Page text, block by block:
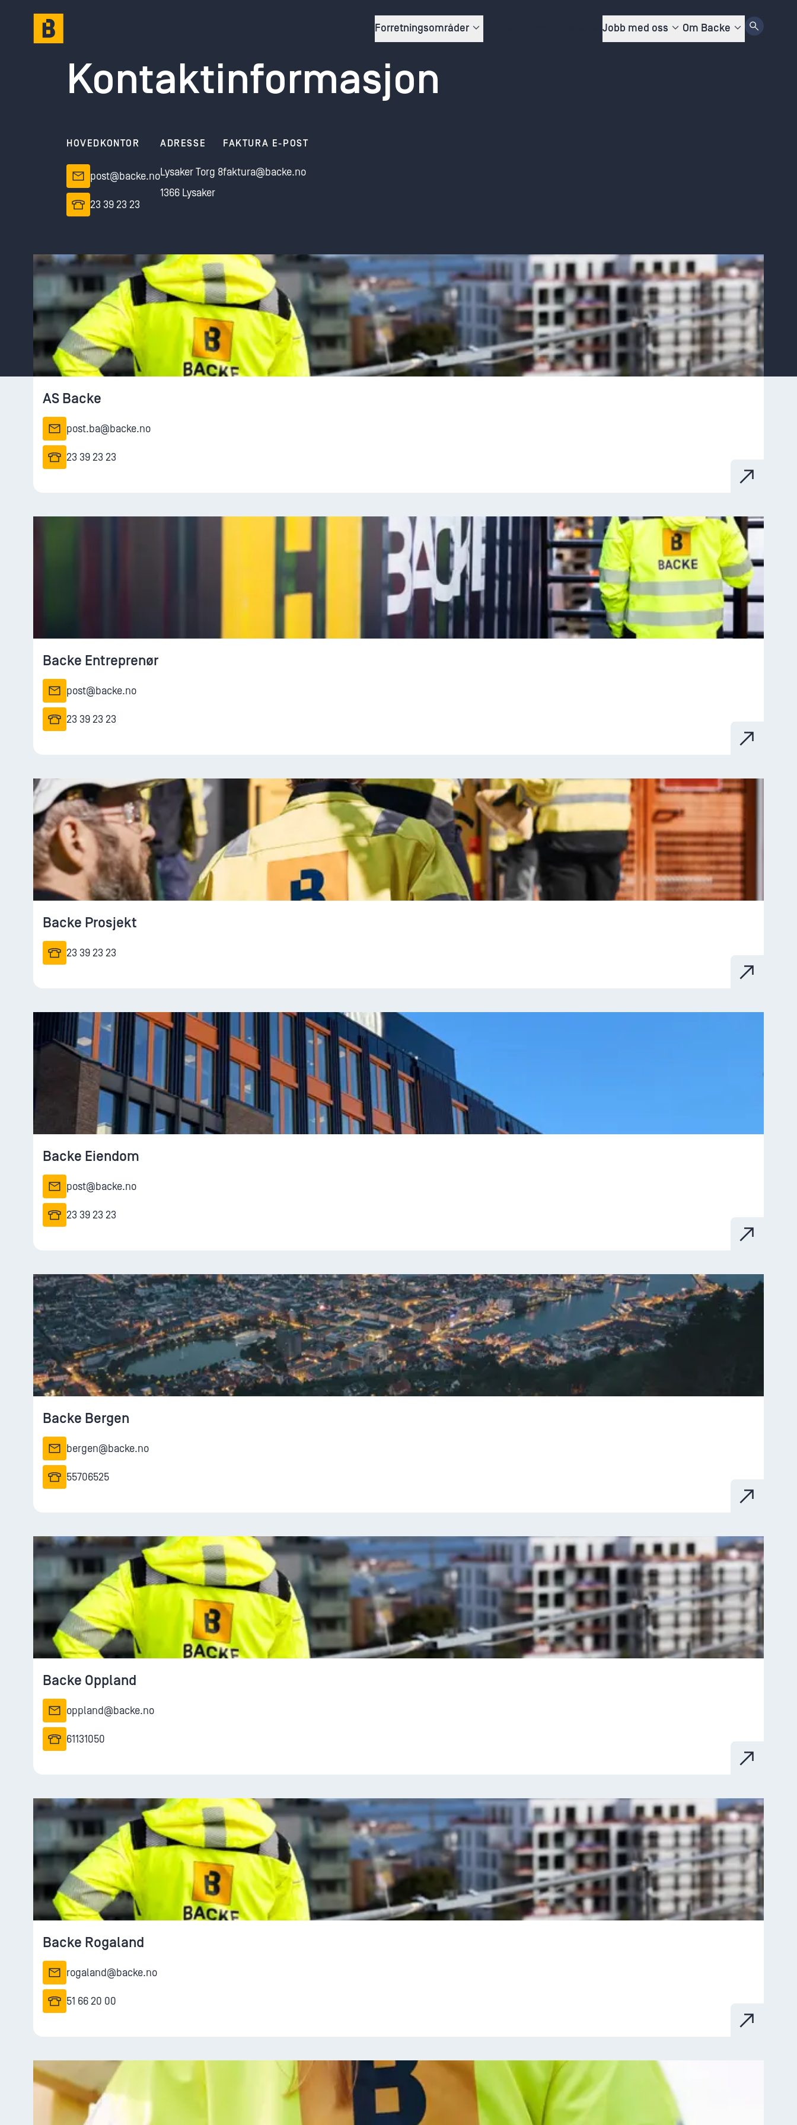
Gå til hovedinnhold
Forretningsområder
Jobb med oss Om Backe
Kontaktinformasjon
HOVEDKONTOR
post@backe.no
23 39 23 23
ADRESSE
Lysaker Torg 8
1366 Lysaker
FAKTURA E-POST
faktura@backe.no
AS Backe
post.ba@backe.no
23 39 23 23
Backe Entreprenør
post@backe.no
23 39 23 23
Backe Prosjekt
23 39 23 23
Backe Eiendom
post@backe.no
23 39 23 23
Backe Bergen
bergen@backe.no
55706525
Backe Oppland
oppland@backe.no
61131050
Backe Rogaland
rogaland@backe.no
51 66 20 00